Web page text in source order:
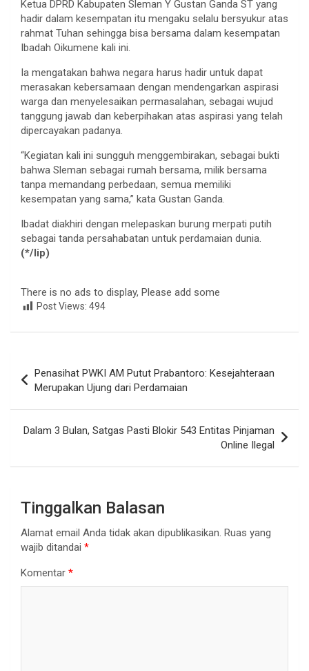
Ketua DPRD Kabupaten Sleman Y Gustan Ganda ST yang
hadir dalam kesempatan itu mengaku selalu bersyukur atas
rahmat Tuhan sehingga bisa bersama dalam kesempatan
Ibadah Oikumene kali ini.
Ia mengatakan bahwa negara harus hadir untuk dapat
merasakan kebersamaan dengan mendengarkan aspirasi
warga dan menyelesaikan permasalahan, sebagai wujud
tanggung jawab dan keberpihakan atas aspirasi yang telah
dipercayakan padanya.
“Kegiatan kali ini sungguh menggembirakan, sebagai bukti
bahwa Sleman sebagai rumah bersama, milik bersama
tanpa memandang perbedaan, semua memiliki
kesempatan yang sama,” kata Gustan Ganda.
Ibadat diakhiri dengan melepaskan burung merpati putih
sebagai tanda persahabatan untuk perdamaian dunia.
(*/lip)
There is no ads to display, Please add some
Post Views: 494
pos
Penasihat PWKI AM Putut Prabantoro: Kesejahteraan
Merupakan Ujung dari Perdamaian
Dalam 3 Bulan, Satgas Pasti Blokir 543 Entitas Pinjaman
Online Ilegal
Tinggalkan Balasan
Alamat email Anda tidak akan dipublikasikan. Ruas yang
wajib ditandai *
Komentar *